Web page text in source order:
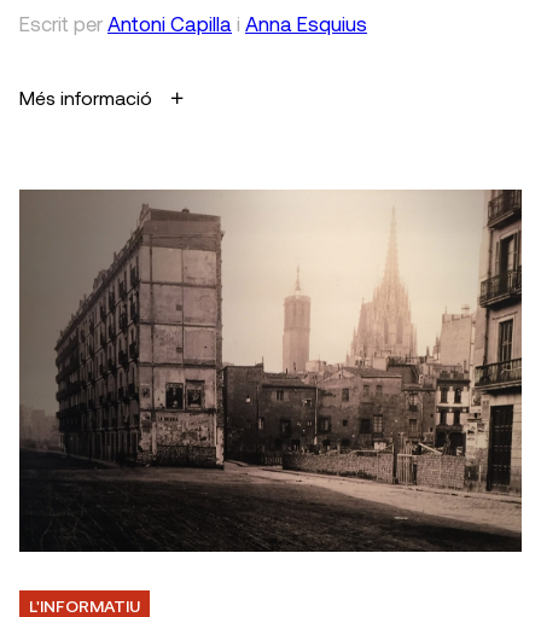
Escrit per Antoni Capilla i Anna Esquius
Més informació
L'INFORMATIU